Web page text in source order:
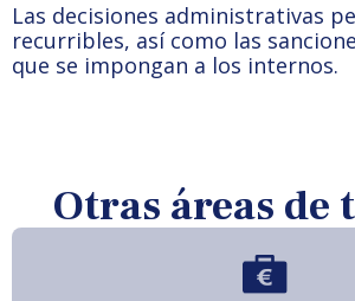
Las decisiones administrativas
recurribles, así como las
que se impongan a los internos.
Otras áreas de